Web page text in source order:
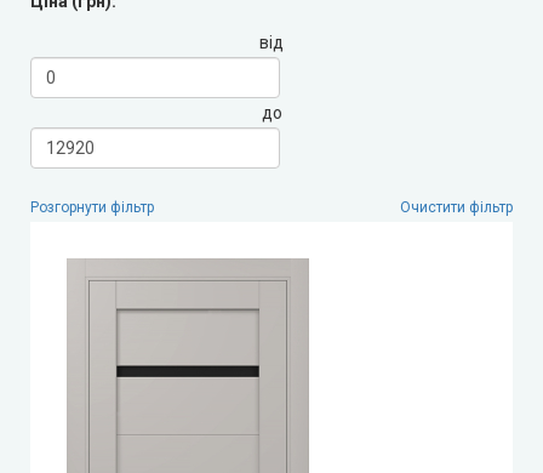
LEADOR (Леадор)
Leador Express (Леадор Експрес)
Екодверка (з масиву сосни)
Статус (Status Doors)
Estet Doors (Естет Дорс)
від
до
Розгорнути фільтр Очистити фільтр